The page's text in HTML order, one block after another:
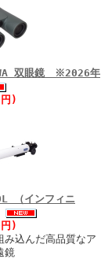
双眼鏡 ※2026年
)
（インフィニ
)
み込んだ高品質なア
鏡